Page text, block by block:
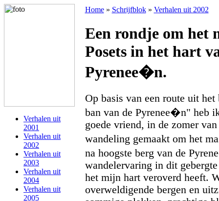
Verhalen uit
2001
Verhalen uit
2002
Verhalen uit
2003
Verhalen uit
2004
Verhalen uit
2005
Home» Schrijfblok» Verhalen uit 2002
Een rondje om het
Posets in het hart
Pyrenee�n.
Op basis van een route uit
ban van de Pyrenee�n" heb
goede vriend, in de zomer
wandeling gemaakt om het
na hoogste berg van de
wandelervaring in dit
het mijn hart veroverd heeft.
overweldigende bergen en